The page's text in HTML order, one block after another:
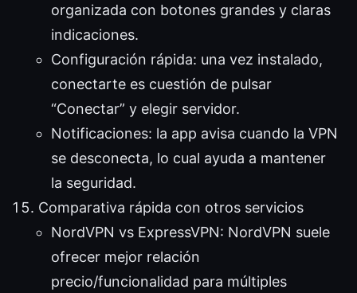
organizada con botones grandes y claras
indicaciones.
Configuración rápida: una vez instalado,
conectarte es cuestión de pulsar
“Conectar” y elegir servidor.
Notificaciones: la app avisa cuando la VPN
se desconecta, lo cual ayuda a mantener
la seguridad.
Comparativa rápida con otros servicios
NordVPN vs ExpressVPN: NordVPN suele
ofrecer mejor relación
precio/funcionalidad para múltiples